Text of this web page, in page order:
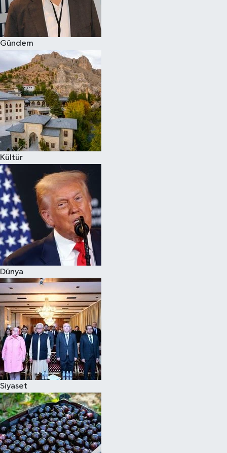
Gündem
Kültür
Dünya
Siyaset
Spor
Burç Yorumları
Çocuk
Eğitim
Hava Durumu
Kadın
Kim kimdir?
Kültür Sanat
Sağlık
Siyaset
Teknoloji
Televizyon
Yaşam-Çevre